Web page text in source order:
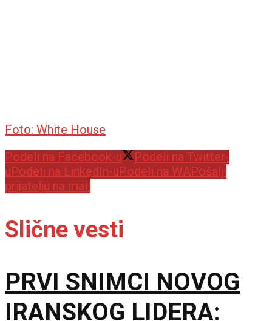
Foto: White House
Podeli na Facebook-u
Podeli na Twitter-
uPodeli na LinkedIn-uPodeli na WAPošalji
prijatelju na mail
Slične vesti
PRVI SNIMCI NOVOG
IRANSKOG LIDERA: